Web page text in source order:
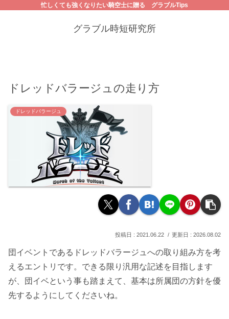
忙しくても強くなりたい騎空士に贈る グラブルTips
グラブル時短研究所
ドレッドバラージュの走り方
ドレッドバラージュ
2021.06.22 2026.08.02
団イベントであるドレッドバラージュへの取り組み方を考
えるエントリです。できる限り汎用な記述を目指します
が、団イベという事も踏まえて、基本は所属団の方針を優
先するようにしてくださいね。